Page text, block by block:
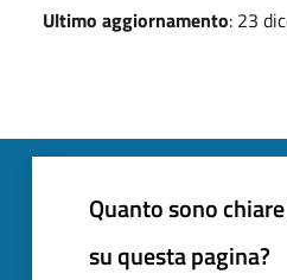
Ultimo aggiornamento: 23
Quanto sono
su questa pagina?